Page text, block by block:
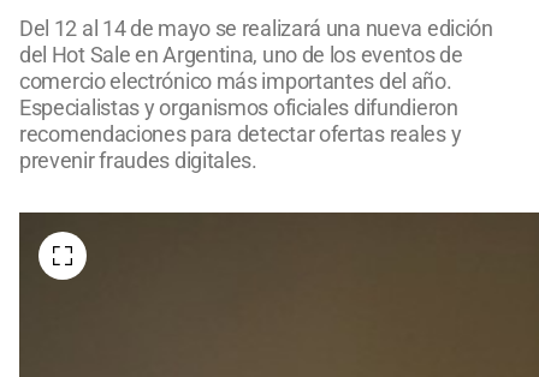
Del 12 al 14 de mayo se realizará una nueva edición
del Hot Sale en Argentina, uno de los eventos de
comercio electrónico más importantes del año.
Especialistas y organismos oficiales difundieron
recomendaciones para detectar ofertas reales y
prevenir fraudes digitales.